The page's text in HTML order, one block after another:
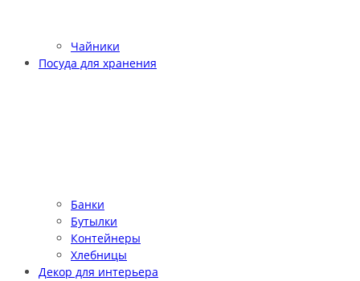
Чайники
Посуда для хранения
Банки
Бутылки
Контейнеры
Хлебницы
Декор для интерьера